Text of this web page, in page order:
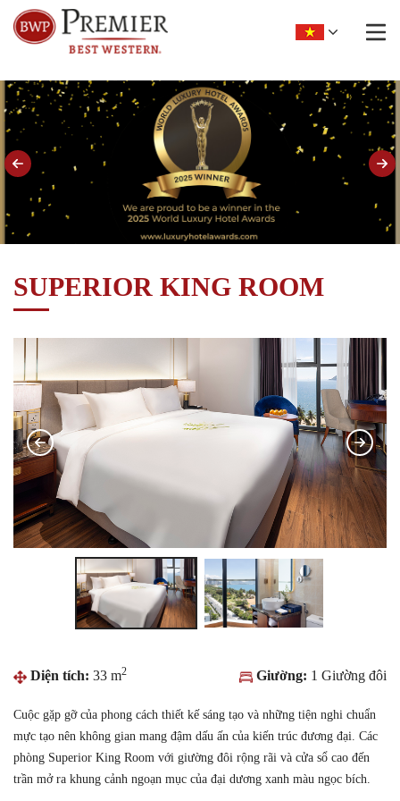
SUPERIOR KING ROOM
Diện tích: 33 m2 Giường: 1 Giường đôi
Cuộc gặp gỡ của phong cách thiết kế sáng tạo và những tiện nghi chuẩn
mực tạo nên không gian mang đậm dấu ấn của kiến trúc đương đại. Các
phòng Superior King Room với giường đôi rộng rãi và cửa sổ cao đến
trần mở ra khung cảnh ngoạn mục của đại dương xanh màu ngọc bích.